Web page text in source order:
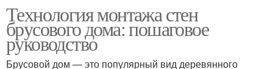
Технология монтажа стен
брусового дома: пошаговое
руководство
Брусовой дом — это популярный вид деревянного